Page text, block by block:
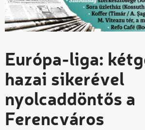
Európa-liga:
hazai sikerével
nyolcaddöntős a
Ferencváros